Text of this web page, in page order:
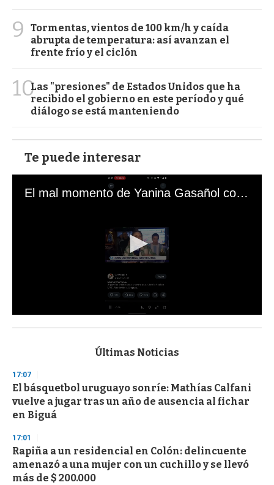
9
Tormentas, vientos de 100 km/h y caída
abrupta de temperatura: así avanzan el
frente frío y el ciclón
10Las "presiones" de Estados Unidos que ha
recibido el gobierno en este período y qué
diálogo se está manteniendo
Te puede interesar
El mal momento de Yanina Gasañol con un hincha argentino en "Subrayado"
s
d
s
o
f
3
s
e
c
o
n
Últimas Noticias
17:07
El básquetbol uruguayo sonríe: Mathías Calfani
vuelve a jugar tras un año de ausencia al fichar
en Biguá
17:01
Rapiña a un residencial en Colón: delincuente
amenazó a una mujer con un cuchillo y se llevó
más de $ 200.000